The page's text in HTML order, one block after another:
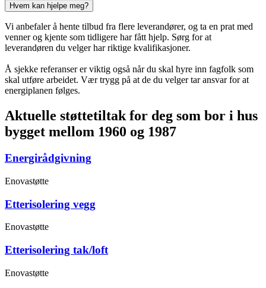
Hvem kan hjelpe meg?
Vi anbefaler å hente tilbud fra flere leverandører, og ta en prat med
venner og kjente som tidligere har fått hjelp. Sørg for at
leverandøren du velger har riktige kvalifikasjoner.
Å sjekke referanser er viktig også når du skal hyre inn fagfolk som
skal utføre arbeidet. Vær trygg på at de du velger tar ansvar for at
energiplanen følges.
Aktuelle støttetiltak for deg som bor i hus
bygget mellom 1960 og 1987
Energirådgivning
Enovastøtte
Etterisolering vegg
Enovastøtte
Etterisolering tak/loft
Enovastøtte